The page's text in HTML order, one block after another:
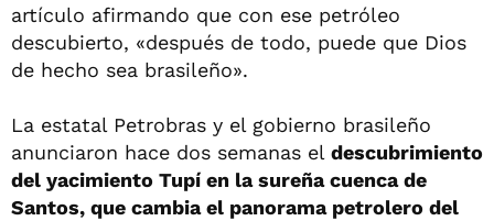
artículo afirmando que con ese petróleo
descubierto, «después de todo, puede que Dios
de hecho sea brasileño».
La estatal Petrobras y el gobierno brasileño
anunciaron hace dos semanas el descubrimiento
del yacimiento Tupí en la sureña cuenca de
Santos, que cambia el panorama petrolero del